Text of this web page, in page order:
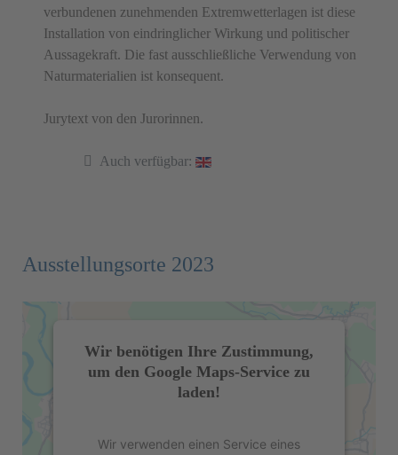
verbundenen zunehmenden Extremwetterlagen ist diese
Installation von eindringlicher Wirkung und politischer
Aussagekraft. Die fast ausschließliche Verwendung von
Naturmaterialien ist konsequent.
Jurytext von den Jurorinnen.
Auch verfügbar:
Ausstellungsorte 2023
Wir benötigen Ihre Zustimmung,
um den Google Maps-Service zu
laden!
Wir verwenden einen Service eines